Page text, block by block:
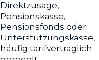
Direktzusage,
Pensionskasse,
Pensionsfonds oder
Unterstützungs­kasse,
häufig tarifvertraglich